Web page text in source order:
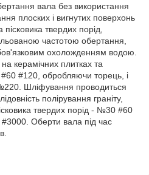
вала без використання
плоских і вигнутих поверхонь
твердих порід,
частотою обертання,
охоложденням водою.
керамічних плитках та
#120, обробляючи торець, і
Шліфування проводиться
полірування граніту,
твердих порід - №30 #60
Оберти вала під час